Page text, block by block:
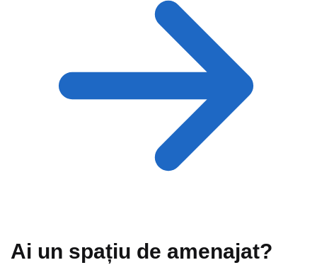
Ai un spațiu de amenajat?